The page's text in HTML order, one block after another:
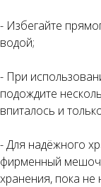
- Избегайте
водой;
- При
подождите
впиталось и
- Для надёжного
фирменный
хранения, пока не